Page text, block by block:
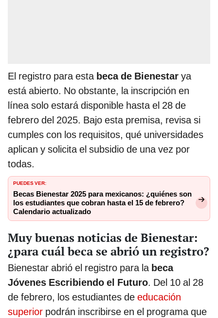
El registro para esta beca de Bienestar ya
está abierto. No obstante, la inscripción en
línea solo estará disponible hasta el 28 de
febrero del 2025. Bajo esta premisa, revisa si
cumples con los requisitos, qué universidades
aplican y solicita el subsidio de una vez por
todas.
PUEDES VER:
Becas Bienestar 2025 para mexicanos: ¿quiénes son
los estudiantes que cobran hasta el 15 de febrero?
Calendario actualizado
Muy buenas noticias de Bienestar:
¿para cuál beca se abrió un registro?
Bienestar abrió el registro para la beca
Jóvenes Escribiendo el Futuro. Del 10 al 28
de febrero, los estudiantes de educación
superior podrán inscribirse en el programa que